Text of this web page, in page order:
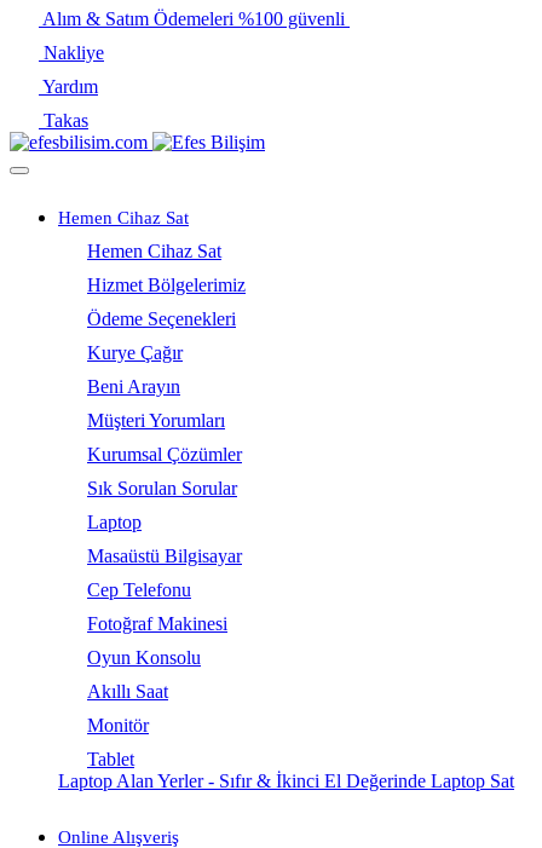
Alım & Satım Ödemeleri %100 güvenli
Nakliye
Yardım
Takas
Hemen Cihaz Sat
Hemen Cihaz Sat
Hizmet Bölgelerimiz
Ödeme Seçenekleri
Kurye Çağır
Beni Arayın
Müşteri Yorumları
Kurumsal Çözümler
Sık Sorulan Sorular
Laptop
Masaüstü Bilgisayar
Cep Telefonu
Fotoğraf Makinesi
Oyun Konsolu
Akıllı Saat
Monitör
Tablet
Laptop Alan Yerler - Sıfır & İkinci El Değerinde Laptop Sat
Online Alışveriş